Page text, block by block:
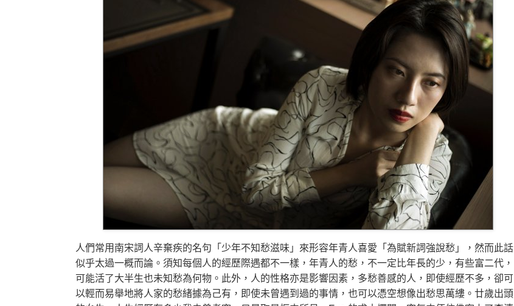
人們常用南宋詞人辛棄疾的名句「少年不知愁滋味」來形容年青人喜愛「為賦新詞強說愁」，然而此話
似乎太過一概而論。須知每個人的經歷際遇都不一樣，年青人的愁，不一定比年長的少，有些富二代，
可能活了大半生也未知愁為何物。此外，人的性格亦是影響因素，多愁善感的人，即使經歷不多，卻可
以輕而易舉地將人家的愁緒據為己有，即使未曾遇到過的事情，也可以憑空想像出愁思萬縷。廿歲出頭